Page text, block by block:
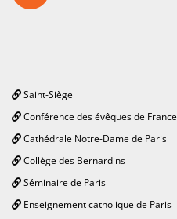
Saint-Siège
Conférence des évêques de France
Cathédrale Notre-Dame de Paris
Collège des Bernardins
Séminaire de Paris
Enseignement catholique de Paris